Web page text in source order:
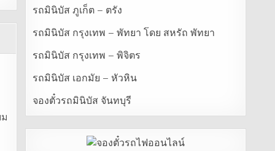
รถมินิบัส ภูเก็ต – ตรัง
รถมินิบัส กรุงเทพ – พัทยา โดย สหรัถ พัทยา
รถมินิบัส กรุงเทพ – พิจิตร
รถมินิบัส เอกมัย – หัวหิน
จองตั๋วรถมินิบัส จันทบุรี